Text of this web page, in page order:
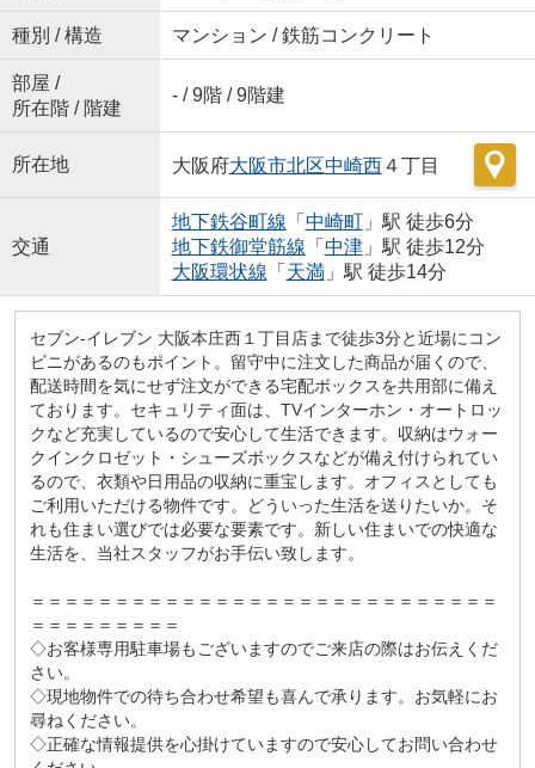
種別 / 構造 マンション / 鉄筋コンクリート
部屋 /
所在階 / 階建
- / 9階 / 9階建
所在地 大阪府大阪市北区中崎西４丁目
交通
地下鉄谷町線 「 中崎町」駅 徒歩6分
地下鉄御堂筋線 「 中津」駅 徒歩12分
大阪環状線 「 天満」駅 徒歩14分
セブン‐イレブン 大阪本庄西１丁目店まで徒歩3分と近場にコン
ビニがあるのもポイント。留守中に注文した商品が届くので、
配送時間を気にせず注文ができる宅配ボックスを共用部に備え
ております。セキュリティ面は、TVインターホン・オートロッ
クなど充実しているので安心して生活できます。収納はウォー
クインクロゼット・シューズボックスなどが備え付けられてい
るので、衣類や日用品の収納に重宝します。オフィスとしても
ご利用いただける物件です。どういった生活を送りたいか。そ
れも住まい選びでは必要な要素です。新しい住まいでの快適な
生活を、当社スタッフがお手伝い致します。
＝＝＝＝＝＝＝＝＝＝＝＝＝＝＝＝＝＝＝＝＝＝＝＝＝＝＝＝
＝＝＝＝＝＝＝＝＝
◇お客様専用駐車場もございますのでご来店の際はお伝えくだ
さい。
◇現地物件での待ち合わせ希望も喜んで承ります。お気軽にお
尋ねください。
◇正確な情報提供を心掛けていますので安心してお問い合わせ